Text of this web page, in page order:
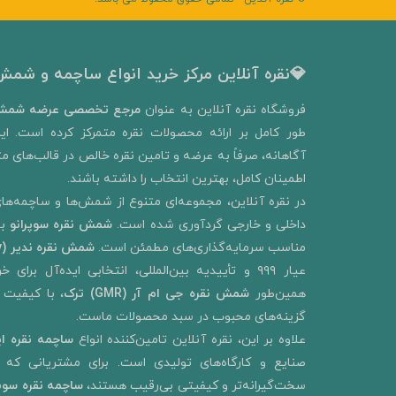
💎نقره آنلاین مرکز خرید انواع ساچمه و
​فروشگاه نقره آنلاین به‌ عنوان مرجع تخصصی عرضه
طور کامل بر ارائه محصولات نقره متمرکز کرده است.
آگاهانه، صرفاً به عرضه و تامین نقره خالص در قالب‌های
اطمینان کامل، بهترین انتخاب را داشته باشند.
در نقره آنلاین، مجموعه‌ای متنوع از شمش‌ها و
داخلی و خارجی گردآوری شده است. شمش نقره سوپرانو
مناسب سرمایه‌گذاری‌های مطمئن است.شمش نقره ندیر (Nadir Metal Refinery)
عیار ۹۹۹ و تأییدیه بین‌المللی، انتخابی
همین‌طور شمش نقره جی ام آر (GMR) ترک
، با
گزینه‌های محبوب در سبد محصولات ماست.
علاوه بر این، نقره آنلاین تامین‌کننده انواعساچمه نقره
صنایع و کارگاه‌های تولیدی است. برای مشتریانی که
سخت‌گیرانه‌تر و کیفیتی بی‌رقیب هستند،ساچمه نقره